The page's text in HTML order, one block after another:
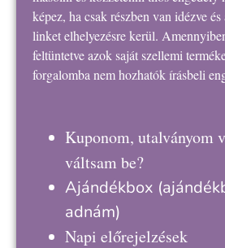
képez, ha csak részben van idézve
linket elhelyezésre kerül.
feltüntetve azok saját szellemi
forgalomba nem hozhatók írásbeli
Kuponom, utalványom
váltsam be?
Ajándékbox
adnám)
Napi előrejelzések